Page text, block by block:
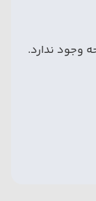
وجود ندارد.